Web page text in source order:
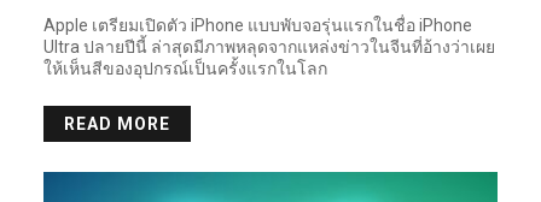
Apple เตรียมเปิดตัว iPhone แบบพับจอรุ่นแรกในชื่อ iPhone
Ultra ปลายปีนี้ ล่าสุดมีภาพหลุดจากแหล่งข่าวในจีนที่อ้างว่าเผย
ให้เห็นสีของอุปกรณ์เป็นครั้งแรกในโลก
READ MORE